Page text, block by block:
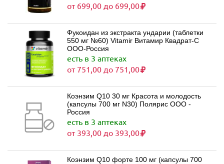
от 699,00 до 699,00
Фукоидан из экстракта ундарии (таблетки
550 мг №60) Vitamir Витамир Квадрат-С
ООО-Россия
есть в 3 аптеках
от 751,00 до 751,00
Коэнзим Q10 30 мг Красота и молодость
(капсулы 700 мг N30) Полярис ООО -
Россия
есть в 3 аптеках
от 393,00 до 393,00
Коэнзим Q10 форте 100 мг (капсулы 700